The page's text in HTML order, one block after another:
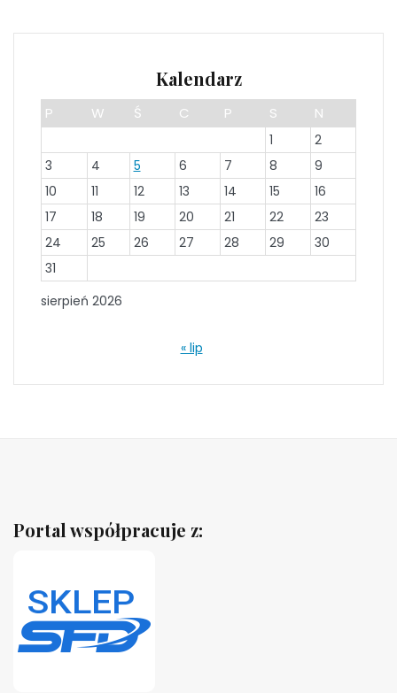
Kalendarz
sierpień 2026
P W Ś C P S N
1
2
3
4 5 6 7 8
9
10
11 12 13 14 15
16
17
18 19 20 21 22
23
24
25 26 27 28 29
30
31
« lip
Portal współpracuje z: